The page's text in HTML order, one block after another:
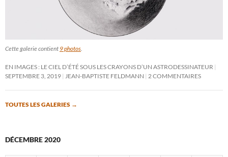
Cette galerie contient 9 photos
EN IMAGES : LE CIEL D’ÉTÉ SOUS LES CRAYONS D’UN ASTRODESSINATEUR
SEPTEMBRE 3, 2019
JEAN-BAPTISTE FELDMANN 2 COMMENTAIRES
TOUTES LES GALERIES →
DÉCEMBRE 2020